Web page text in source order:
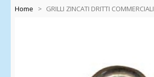
Home > GRILLI ZINCATI DRITTI COMMERCIALI